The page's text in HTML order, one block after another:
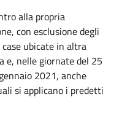
alla propria
con esclusione degli
ubicate in altra
e, nelle giornate del 25
2021, anche
si applicano i predetti